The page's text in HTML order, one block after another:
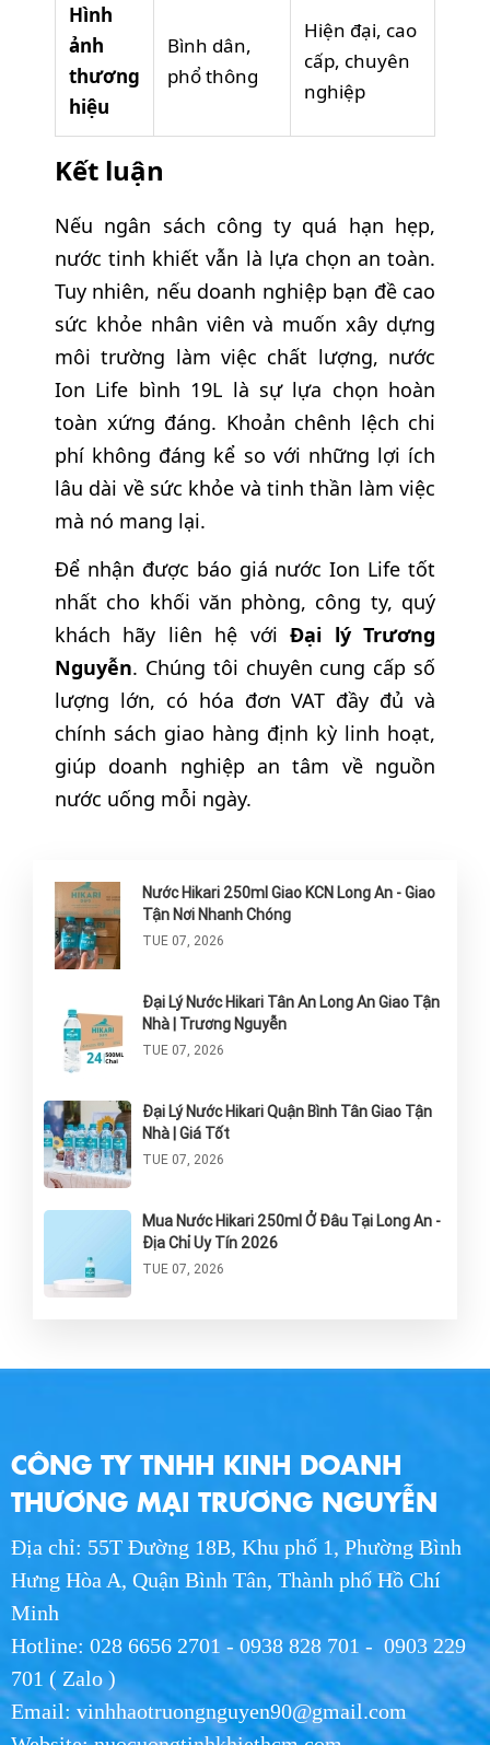
Hình
ảnh
thương
hiệu
Bình dân,
phổ thông
Hiện đại, cao
cấp, chuyên
nghiệp
Kết luận
Nếu ngân sách công ty quá hạn hẹp,
nước tinh khiết vẫn là lựa chọn an toàn.
Tuy nhiên, nếu doanh nghiệp bạn đề cao
sức khỏe nhân viên và muốn xây dựng
môi trường làm việc chất lượng, nước
Ion Life bình 19L là sự lựa chọn hoàn
toàn xứng đáng. Khoản chênh lệch chi
phí không đáng kể so với những lợi ích
lâu dài về sức khỏe và tinh thần làm việc
mà nó mang lại.
Để nhận được báo giá nước Ion Life tốt
nhất cho khối văn phòng, công ty, quý
khách hãy liên hệ vớiĐại lý Trương
Nguyễn. Chúng tôi chuyên cung cấp số
lượng lớn, có hóa đơn VAT đầy đủ và
chính sách giao hàng định kỳ linh hoạt,
giúp doanh nghiệp an tâm về nguồn
nước uống mỗi ngày.
Nước Hikari 250ml Giao KCN Long An - Giao
Tận Nơi Nhanh Chóng
TUE 07, 2026
Đại Lý Nước Hikari Tân An Long An Giao Tận
Nhà | Trương Nguyễn
TUE 07, 2026
Đại Lý Nước Hikari Quận Bình Tân Giao Tận
Nhà | Giá Tốt
TUE 07, 2026
Mua Nước Hikari 250ml Ở Đâu Tại Long An -
Địa Chỉ Uy Tín 2026
TUE 07, 2026
Chi Tiết 2026
Vì Sao Nên Quan Tâm Đến Nguồn Gốc Và
Thông Tin Trên Nhãn Nước Tinh Thiết?
Những Tiêu Chí Cần Quan Tâm Khi Đặt
Nước Tinh Thiết Hikari Số Lượng Lớn
WED 07, 2026
CÔNG TY TNHH KINH DOANH
THƯƠNG MẠI TRƯƠNG NGUYỄN
Địa chỉ: 55T Đường 18B, Khu phố 1, Phường Bình
Hưng Hòa A, Quận Bình Tân, Thành phố Hồ Chí
Minh
Hotline: 028 6656 2701 - 0938 828 701 - 0903 229
701 ( Zalo )
Email: vinhhaotruongnguyen90@gmail.com